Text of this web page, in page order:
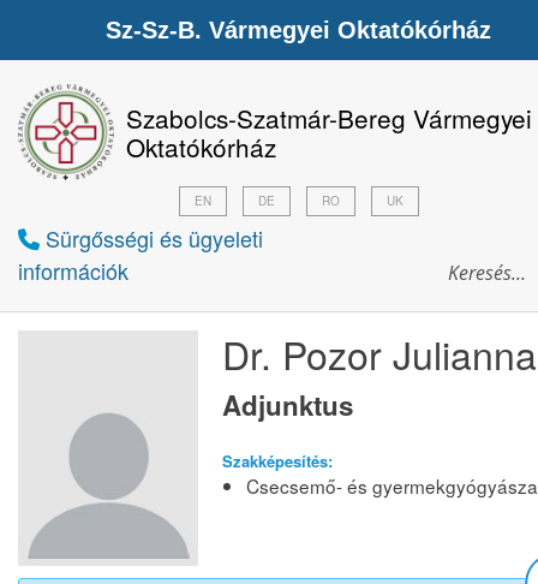
Szabolcs-Szatmár-Bereg Vármegyei
Oktatókórház
Sürgősségi és ügyeleti
információk
EN DE RO UK
Dr. Pozor Julianna
Adjunktus
Szakképesítés:
Csecsemő- és
Sz-Sz-B. Vármegyei Oktatókórház